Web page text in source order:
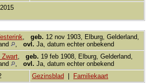
, geb. 12 nov 1903, Elburg, Gelderland,
, ovl. Ja, datum echter onbekend
Zwart, geb. 19 feb 1908, Elburg, Gelderland,
, ovl. Ja, datum echter onbekend
Gezinsblad Familiekaart